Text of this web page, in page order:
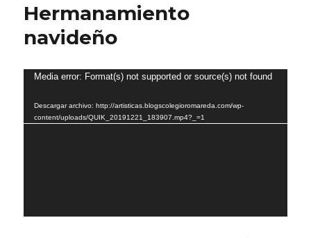
Hermanamiento
navideño
Reproductor
vídeo
Media error: Format(s) not supported or source(s) not found
Descargar archivo: http://artisticas.blogscolegioromareda.com/wp-
content/uploads/QUIK_20191221_183907.mp4?_=1